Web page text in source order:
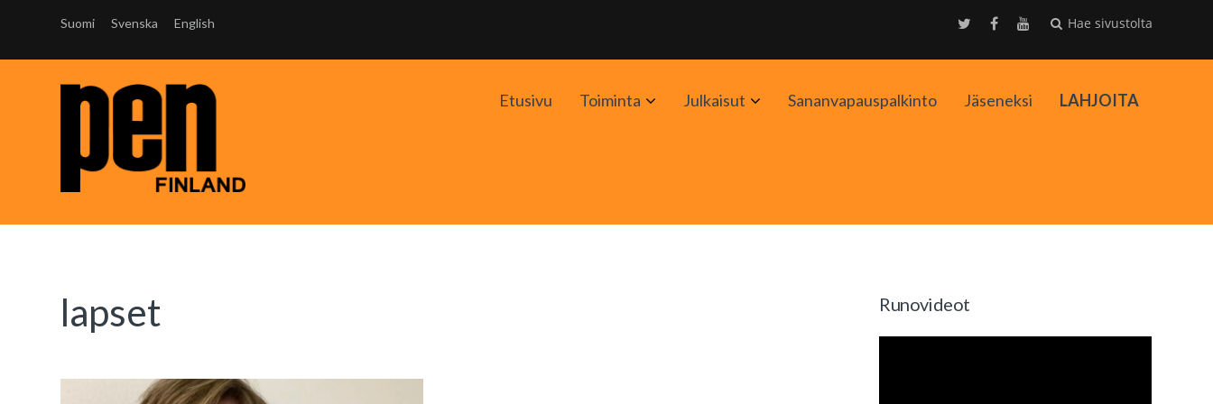
Suomi Svenska English Hae sivustolta
Etusivu Toiminta AvaaJulkaisut AvaaSananvapauspalkinto Jäseneksi LAHJOITA
lapset Runovideot